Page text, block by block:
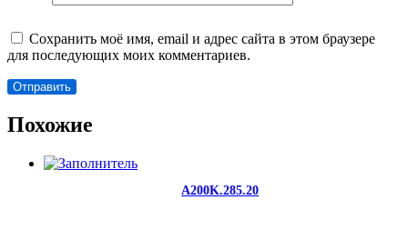
Сохранить моё имя, email и адрес сайта в этом браузере
для последующих моих комментариев.
Похожие
A200K.285.20